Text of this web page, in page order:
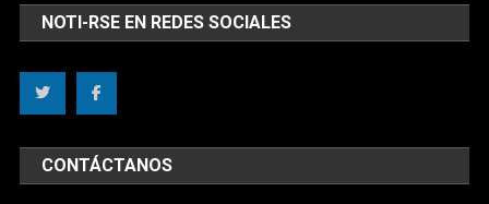
NOTI-RSE EN REDES SOCIALES
CONTÁCTANOS